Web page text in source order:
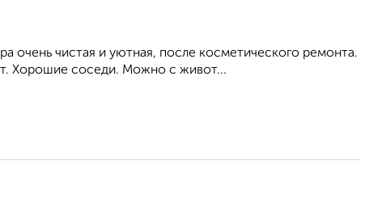
очень чистая и уютная, после косметического ремонта.
Хорошие соседи. Можно с живот...